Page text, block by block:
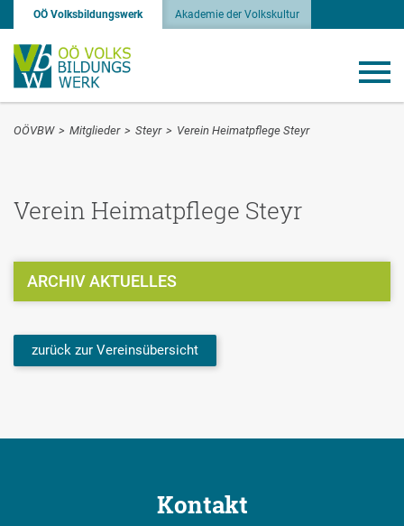
OÖ Volksbildungswerk Akademie der Volkskultur
OÖVBW > Mitglieder > Steyr > Verein Heimatpflege Steyr
Verein Heimatpflege Steyr
ARCHIV AKTUELLES
zurück zur Vereinsübersicht
Kontakt